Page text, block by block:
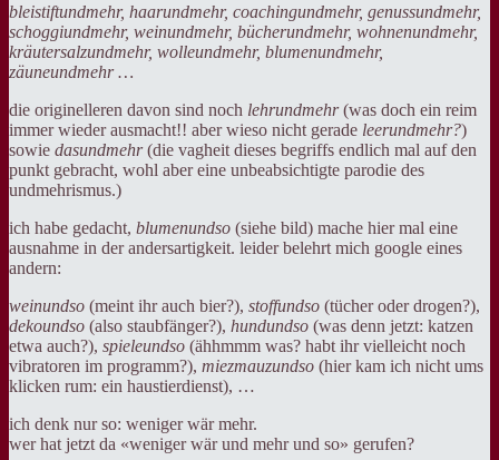
bleistiftundmehr, haarundmehr, coachingundmehr, genussundmehr,
schoggiundmehr, weinundmehr, bücherundmehr, wohnenundmehr,
kräutersalzundmehr, wolleundmehr, blumenundmehr,
zäuneundmehr …
die originelleren davon sind noch lehrundmehr(was doch ein reim
immer wieder ausmacht!! aber wieso nicht gerade leerundmehr?)
sowie dasundmehr(die vagheit dieses begriffs endlich mal auf den
punkt gebracht, wohl aber eine unbeabsichtigte parodie des
undmehrismus.)
ich habe gedacht, blumenundso (siehe bild) mache hier mal eine
ausnahme in der andersartigkeit. leider belehrt mich google eines
andern:
weinundso (meint ihr auch bier?), stoffundso (tücher oder drogen?),
dekoundso (also staubfänger?), hundundso (was denn jetzt: katzen
etwa auch?), spieleundso (ähhmmm was? habt ihr vielleicht noch
vibratoren im programm?), miezmauzundso (hier kam ich nicht ums
klicken rum: ein haustierdienst), …
ich denk nur so: weniger wär mehr.
wer hat jetzt da «weniger wär und mehr und so» gerufen?